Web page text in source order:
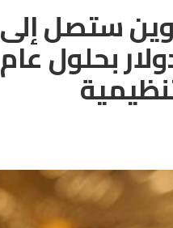
ستصل إلى
قريبًا، و200 ألف دولار بحلول عام